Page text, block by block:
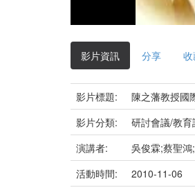
影片資訊 分享
影片標題:
陳之藩教授國
影片分類:
研討會議/教育
演講者:
吳俊霖;蔡聖
活動時間:
2010-11-06